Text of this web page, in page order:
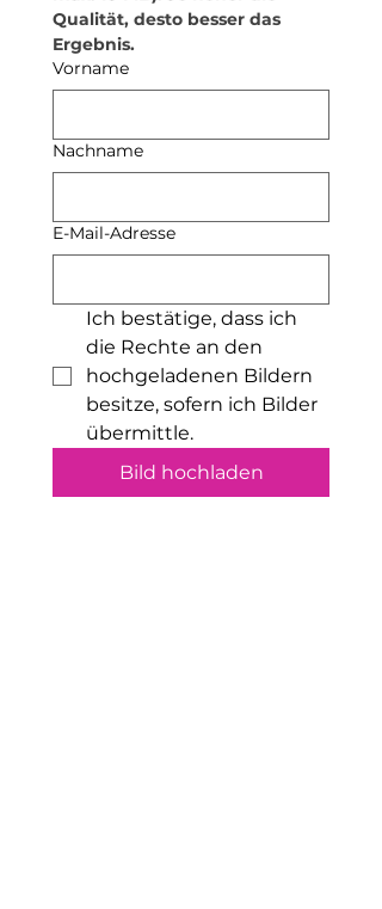
natürliche Hautöle auf, was sich
unterschiedlich auf die
Vergoldung auswirken kann.
beachten!
deine Schmuckstücke an einem
trockenen Ort auf – am besten
nicht im Badezimmer, da
Feuchtigkeit das Material
Unsere Produkte sindnickelfrei
hautfreundlich– ideal auch für
empfindliche Haut!
Qualität, desto besser das
Ergebnis.
Vorname
Nachname
E-Mail-Adresse
Ich bestätige, dass ich
die Rechte an den
hochgeladenen Bildern
besitze, sofern ich Bilder
übermittle.
Bild hochladen